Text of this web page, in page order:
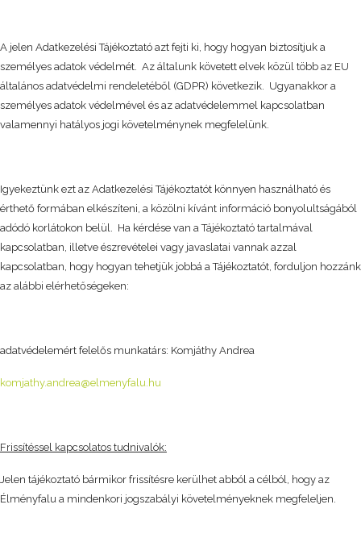
A jelen Adatkezelési Tájékoztató azt fejti ki, hogy hogyan biztosítjuk a
személyes adatok védelmét. Az általunk követett elvek közül több az EU
általános adatvédelmi rendeletéből (GDPR) következik. Ugyanakkor a
személyes adatok védelmével és az adatvédelemmel kapcsolatban
valamennyi hatályos jogi követelménynek megfelelünk.
Igyekeztünk ezt az Adatkezelési Tájékoztatót könnyen használható és
érthető formában elkészíteni, a közölni kívánt információ bonyolultságából
adódó korlátokon belül. Ha kérdése van a Tájékoztató tartalmával
kapcsolatban, illetve észrevételei vagy javaslatai vannak azzal
kapcsolatban, hogy hogyan tehetjük jobbá a Tájékoztatót, forduljon hozzánk
az alábbi elérhetőségeken:
adatvédelemért felelős munkatárs: Komjáthy Andrea
komjathy.andrea@elmenyfalu.hu
Frissítéssel kapcsolatos tudnivalók:
Jelen tájékoztató bármikor frissítésre kerülhet abból a célból, hogy az
Élményfalu a mindenkori jogszabályi követelményeknek megfeleljen.